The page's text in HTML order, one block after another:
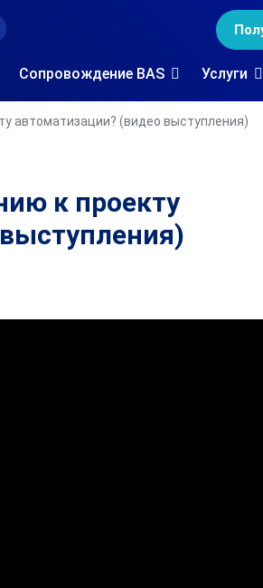
Сопровождение BAS Услуги
автоматизации? (видео выступления)
к проекту